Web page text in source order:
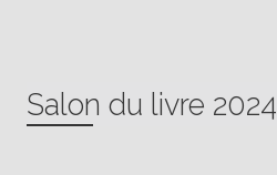
Salon du livre 2024